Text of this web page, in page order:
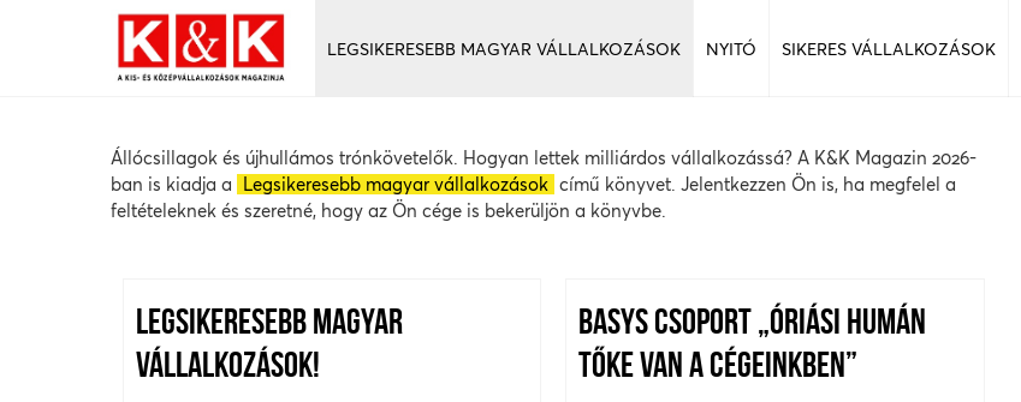
LEGSIKERESEBB MAGYAR VÁLLALKOZÁSOK NYITÓ SIKERES VÁLLALKOZÁSOK
Állócsillagok és újhullámos trónkövetelők. Hogyan lettek milliárdos vállalkozássá? A K&K Magazin 2026-
ban is kiadja a
Legsikeresebb magyar vállalkozások című könyvet. Jelentkezzen Ön is, ha megfelel a
feltételeknek és szeretné, hogy az Ön cége is bekerüljön a könyvbe.
LEGSIKERESEBB MAGYAR
VÁLLALKOZÁSOK!
BASYS CSOPORT „ÓRIÁSI HUMÁN
TŐKE VAN A CÉGEINKBEN”